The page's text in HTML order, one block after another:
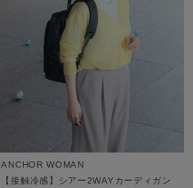
ANCHOR WOMAN
【接触冷感】シアー2WAYカーディガン